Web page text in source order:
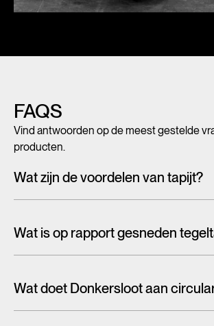
FAQS
Vind antwoorden op de meest gestelde
producten.
Wat zijn de voordelen van tapijt?
interieur. Maar tapijt is niet alleen mooi en
ook een geluiddempende werking.Lees
Wat is op rapport gesneden
de tegelrand en zul je vaak de tegelkaders
Bij het ene dessin valt dit meer op dan bij
Wat doet Donkersloot aan